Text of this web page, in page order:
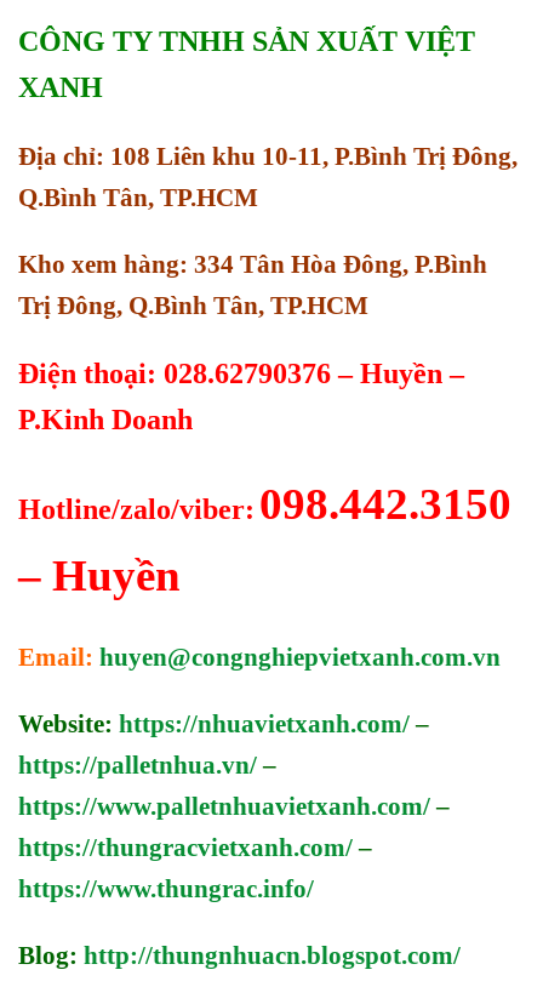
CÔNG TY TNHH SẢN XUẤT VIỆT
XANH
Địa chỉ: 108 Liên khu 10-11, P.Bình Trị Đông,
Q.Bình Tân, TP.HCM
Kho xem hàng: 334 Tân Hòa Đông, P.Bình
Trị Đông, Q.Bình Tân, TP.HCM
Điện thoại: 028.62790376 – Huyền –
P.Kinh Doanh
Hotline/zalo/viber: 098.442.3150
– Huyền
Email: huyen@congnghiepvietxanh.com.vn
Website: https://nhuavietxanh.com/–
https://palletnhua.vn/–
https://www.palletnhuavietxanh.com/–
https://thungracvietxanh.com/–
https://www.thungrac.info/
Blog: http://thungnhuacn.blogspot.com/